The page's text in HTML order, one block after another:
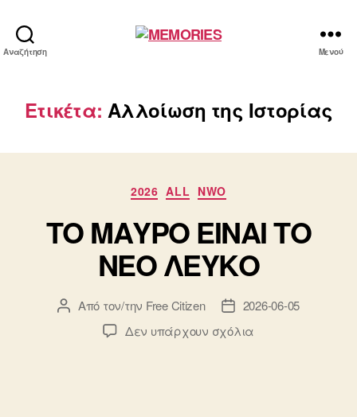
Αναζήτηση Μενού
Ετικέτα: Αλλοίωση της Ιστορίας
Κατηγορίες
2026 ALL NWO
ΤΟ ΜΑΥΡΟ ΕΙΝΑΙ ΤΟ
ΝΕΟ ΛΕΥΚΟ
Συντάκτης
άρθρου
Από τον/την Free Citizen
Ημ.
δημοσίευσης
2026-06-05
Δεν υπάρχουν σχόλια